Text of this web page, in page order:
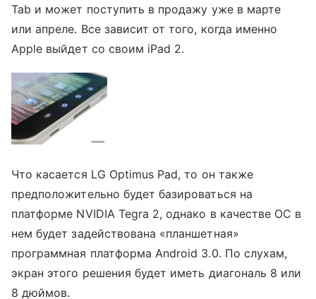
Tab и может поступить в продажу уже в марте
или апреле. Все зависит от того, когда именно
Apple выйдет со своим iPad 2.
Что касается LG Optimus Pad, то он также
предположительно будет базироваться на
платформе NVIDIA Tegra 2, однако в качестве ОС в
нем будет задействована «планшетная»
программная платформа Android 3.0. По слухам,
экран этого решения будет иметь диагональ 8 или
8 дюймов.